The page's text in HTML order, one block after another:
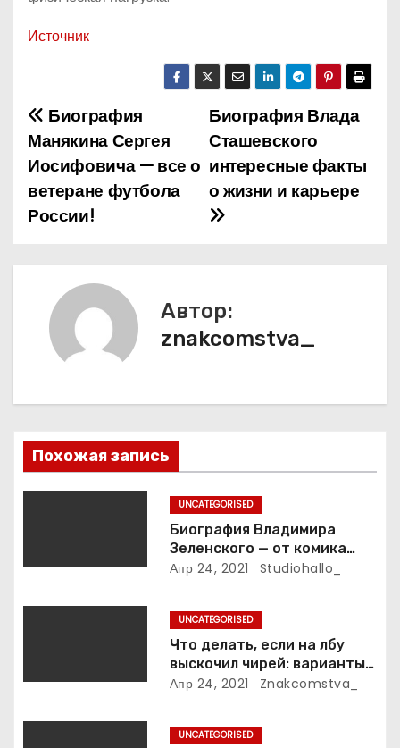
Источник
Н
а
в
г
п
о
а
п
с
я
Биография Влада
Сташевского
интересные факты
о жизни и карьере
Биография
Манякина Сергея
Иосифовича — все о
ветеране футбола
России!
Автор:
znakcomstva_
Похожая запись
UNCATEGORISED
Биография Владимира
Зеленского — от комика
студии «Квартал 95» до
личная жизнь
Апр 24, 2021 Studiohallo_
UNCATEGORISED
Что делать, если на лбу
выскочил чирей: варианты
лечения
Апр 24, 2021 Znakcomstva_
UNCATEGORISED